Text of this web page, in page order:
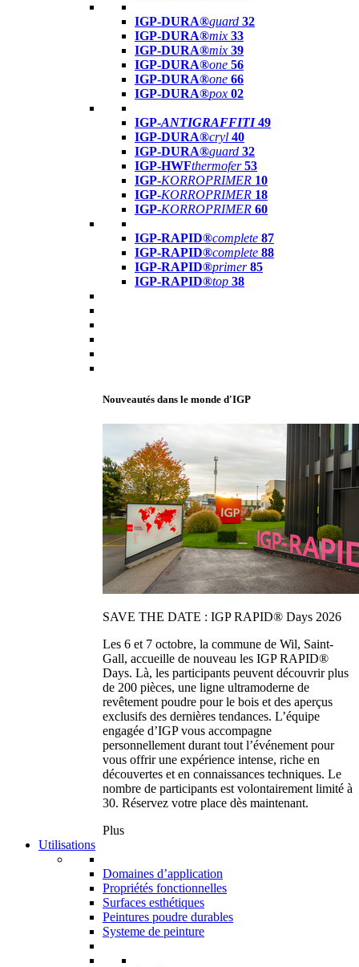
IGP-DURA®guard 32
IGP-DURA®mix 33
IGP-DURA®mix 39
IGP-DURA®one 56
IGP-DURA®one 66
IGP-DURA®pox 02
IGP-ANTIGRAFFITI49
IGP-DURA®cryl 40
IGP-DURA®guard 32
IGP-HWFthermofer 53
IGP-KORROPRIMER 10
IGP-KORROPRIMER 18
IGP-KORROPRIMER 60
IGP-RAPID®complete 87
IGP-RAPID®complete 88
IGP-RAPID®primer 85
IGP-RAPID®top 38
Nouveautés dans le monde d'IGP
SAVE THE DATE : IGP RAPID® Days 2026
Les 6 et 7 octobre, la commune de Wil, Saint-
Gall, accueille de nouveau les IGP RAPID®
Days. Là, les participants peuvent découvrir plus
de 200 pièces, une ligne ultramoderne de
revêtement poudre pour le bois et des aperçus
exclusifs des dernières tendances. L’équipe
engagée d’IGP vous accompagne
personnellement durant tout l’événement pour
vous offrir une expérience intense, riche en
découvertes et en connaissances techniques. Le
nombre de participants est volontairement limité à
30. Réservez votre place dès maintenant.
Plus
Utilisations
Domaines d’application
Propriétés fonctionnelles
Surfaces esthétiques
Peintures poudre durables
Systeme de peinture